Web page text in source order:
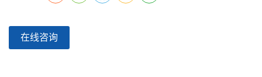
在线咨询